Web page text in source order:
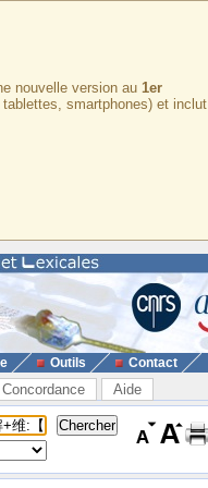
nouvelle version au 1er
smartphones) et inclut
Outils Contact
Concordance Aide